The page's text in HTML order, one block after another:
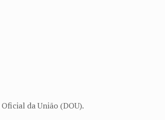
da União (DOU).